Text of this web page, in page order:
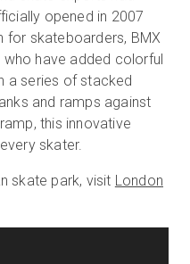
opened in 2007
for skateboarders, BMX
have added colorful
a series of stacked
and ramps against
this innovative
skater.
skate park, visit London